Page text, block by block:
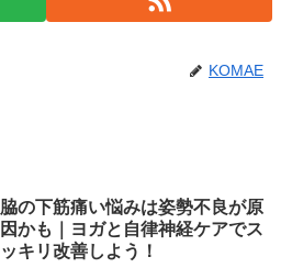
KOMAE
脇の下筋痛い悩みは姿勢不良が原
因かも｜ヨガと自律神経ケアでス
ッキリ改善しよう！